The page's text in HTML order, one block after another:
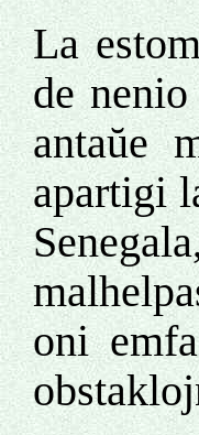
La
de
antaŭe
apartigi
oni